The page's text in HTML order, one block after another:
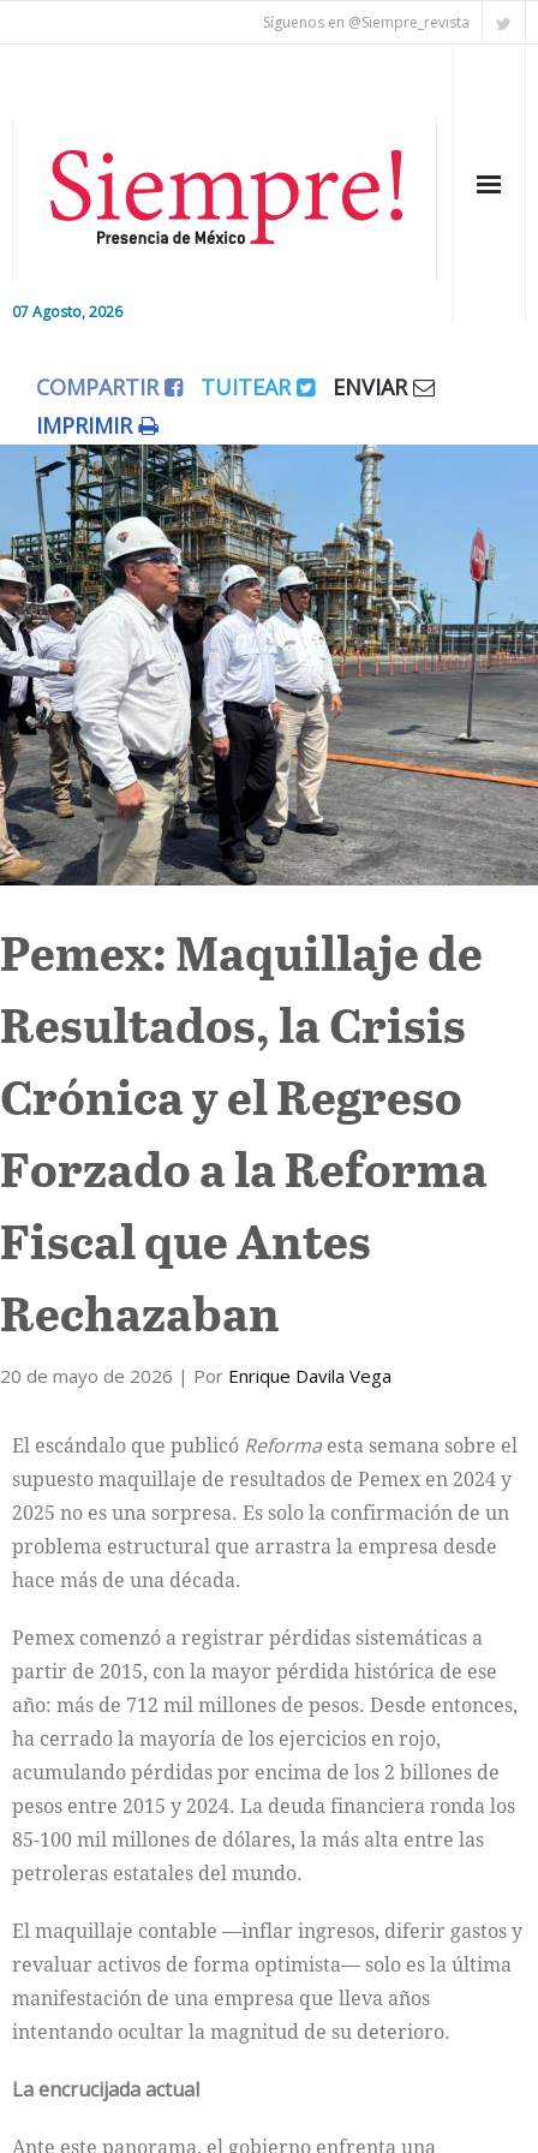
Síguenos en @Siempre_revista
07 Agosto, 2026
Editorial
Nacional
Colaboradores
Internacional
Cultura
COMPARTIR TUITEAR
ENVIAR
IMPRIMIR
Pemex: Maquillaje de
Resultados, la Crisis
Crónica y el Regreso
Forzado a la Reforma
Fiscal que Antes
Rechazaban
20 de mayo de 2026 | Por Enrique Davila Vega
El escándalo que publicó Reforma esta semana sobre el
supuesto maquillaje de resultados de Pemex en 2024 y
2025 no es una sorpresa. Es solo la confirmación de un
problema estructural que arrastra la empresa desde
hace más de una década.
Pemex comenzó a registrar pérdidas sistemáticas a
partir de 2015, con la mayor pérdida histórica de ese
año: más de 712 mil millones de pesos. Desde entonces,
ha cerrado la mayoría de los ejercicios en rojo,
acumulando pérdidas por encima de los 2 billones de
pesos entre 2015 y 2024. La deuda financiera ronda los
85-100 mil millones de dólares, la más alta entre las
petroleras estatales del mundo.
El maquillaje contable —inflar ingresos, diferir gastos y
revaluar activos de forma optimista— solo es la última
manifestación de una empresa que lleva años
intentando ocultar la magnitud de su deterioro.
La encrucijada actual
Ante este panorama, el gobierno enfrenta una